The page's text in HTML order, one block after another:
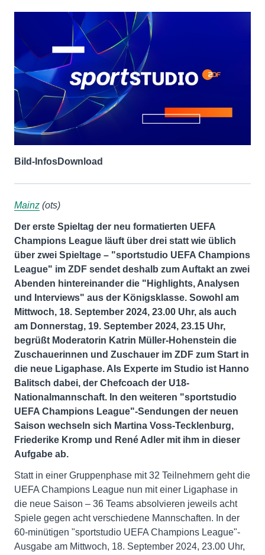
Bild-InfosDownload
Mainz (ots)
Der erste Spieltag der neu formatierten UEFA
Champions League läuft über drei statt wie üblich
über zwei Spieltage – "sportstudio UEFA Champions
League" im ZDF sendet deshalb zum Auftakt an zwei
Abenden hintereinander die "Highlights, Analysen
und Interviews" aus der Königsklasse. Sowohl am
Mittwoch, 18. September 2024, 23.00 Uhr, als auch
am Donnerstag, 19. September 2024, 23.15 Uhr,
begrüßt Moderatorin Katrin Müller-Hohenstein die
Zuschauerinnen und Zuschauer im ZDF zum Start in
die neue Ligaphase. Als Experte im Studio ist Hanno
Balitsch dabei, der Chefcoach der U18-
Nationalmannschaft. In den weiteren "sportstudio
UEFA Champions League"-Sendungen der neuen
Saison wechseln sich Martina Voss-Tecklenburg,
Friederike Kromp und René Adler mit ihm in dieser
Aufgabe ab.
Statt in einer Gruppenphase mit 32 Teilnehmern geht die
UEFA Champions League nun mit einer Ligaphase in
die neue Saison – 36 Teams absolvieren jeweils acht
Spiele gegen acht verschiedene Mannschaften. In der
60-minütigen "sportstudio UEFA Champions League"-
Ausgabe am Mittwoch, 18. September 2024, 23.00 Uhr,